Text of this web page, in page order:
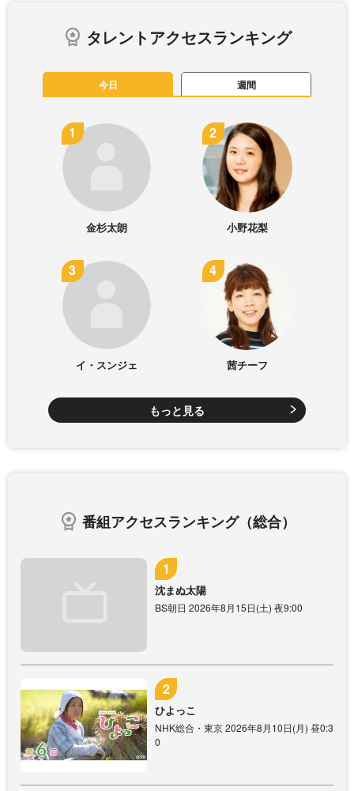
タレントアクセスランキング
今日 週間
金杉太朗 小野花梨
イ・スンジェ 茜チーフ
もっと見る
番組アクセスランキング（総合）
沈まぬ太陽
BS朝日 2026年8月15日(土) 夜9:00
ひよっこ
NHK総合・東京 2026年8月10日(月) 昼0:3
0